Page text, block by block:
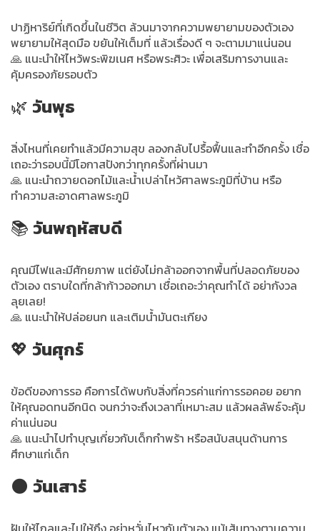
ปาฏิหาริย์ที่เกิดขึ้นในชีวิต ล้วนมาจากความพยายามของตัวเอง
พยายามให้สุดมือ ขยันให้เต็มที่ แล้วเรื่องดี ๆ จะตามมาแน่นอน
🙏 แนะนำให้ไหว้พระพิฆเนศ หรือพระศิวะ เพื่อเสริมการงานและ
คุ้มครองภัยรอบตัว
🌿 วันพุธ
สิ่งไหนที่เคยทำแล้วมีความสุข ลองกลับไปรื้อฟื้นและทำอีกครั้ง เชื่อ
เถอะว่ารอบนี้มีโอกาสปังกว่าทุกครั้งที่ผ่านมา
🙏 แนะนำถวายดอกไม้และน้ำเปล่าไหว้ศาลพระภูมิที่บ้าน หรือ
ทำความสะอาดศาลพระภูมิ
📚 วันพฤหัสบดี
คุณมีไฟและมีศักยภาพ แต่ยังไม่กล้าออกจากพื้นที่ปลอดภัยของ
ตัวเอง ตราบใดที่กล้าก้าวออกมา เชื่อเถอะว่าคุณทำได้ อย่ากังวล
ลุยเลย!
🙏 แนะนำให้ปล่อยนก และเติมน้ำมันตะเกียง
💖 วันศุกร์
ข้อดีของการรอ คือการได้พบกับสิ่งที่ควรค่าแก่การรอคอย อยาก
ให้คุณอดทนอีกนิด จนกว่าจะถึงเวลาที่เหมาะสม แล้วผลลัพธ์จะคุ้ม
ค่าแน่นอน
🙏 แนะนำไปทำบุญเกี่ยวกับเด็กกำพร้า หรือสนับสนุนด้านการ
ศึกษาแก่เด็ก
🌑 วันเสาร์